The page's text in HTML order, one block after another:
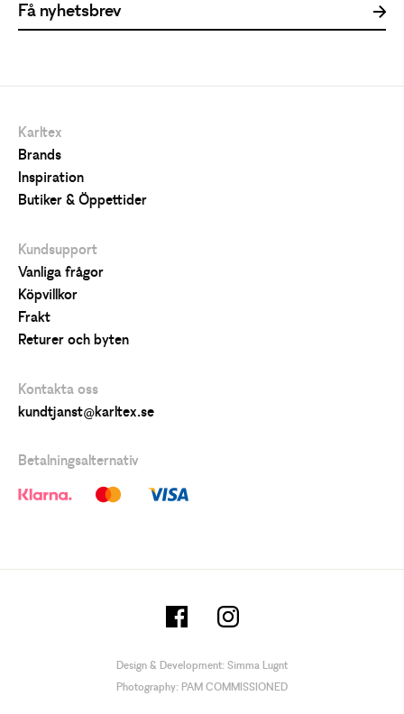
Karltex
Brands
Inspiration
Butiker & Öppettider
Kundsupport
Vanliga frågor
Köpvillkor
Frakt
Returer och byten
Kontakta oss
kundtjanst@karltex.se
Betalningsalternativ
Design & Development: Simma Lugnt
Photography: PAM COMMISSIONED